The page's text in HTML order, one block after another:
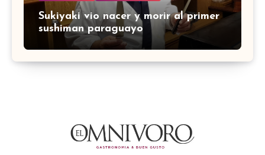
Sukiyaki vio nacer y morir al primer
sushiman paraguayo